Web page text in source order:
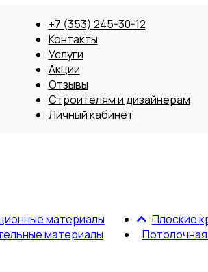
материалы
материалы
Плоские
+7 (353) 245-30-12
Контакты
Услуги
Акции
Отзывы
Строителям и дизайнерам
Личный кабинет